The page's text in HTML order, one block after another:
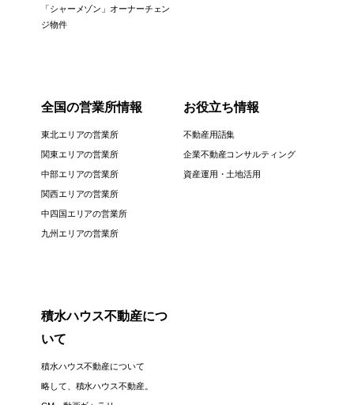
「シャーメゾン」オーナーチェン
ジ物件
全国の営業所情報
東北エリアの営業所
関東エリアの営業所
中部エリアの営業所
関西エリアの営業所
中四国エリアの営業所
九州エリアの営業所
お役立ち情報
不動産用語集
企業不動産コンサルティング
資産運用・土地活用
積水ハウス不動産につ
いて
積水ハウス不動産について
略して、積水ハウス不動産。